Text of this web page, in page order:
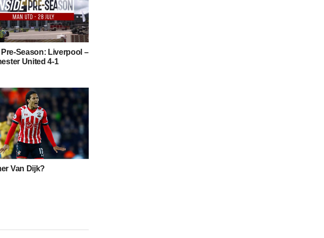
Pre-Season: Liverpool –
United 4-1
Van Dijk?